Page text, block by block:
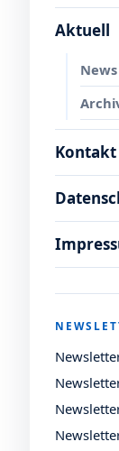
Aktuell
News
Kontakt